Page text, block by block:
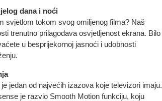
dana i noći
svjetlom tokom svog omiljenog filma? Naš
trenutno prilagođava osvjetljenost ekrana. Bilo
u besprijekornoj jasnoći i udobnosti
jedan od najvećih izazova koje televizori imaju.
je razvio Smooth Motion funkciju, koju